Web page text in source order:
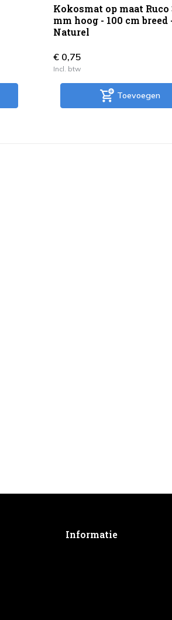
Kokosmat op maat Ruco
mm hoog - 100 cm breed
Naturel
€ 0,75
Incl. btw
Toevoegen
Informatie